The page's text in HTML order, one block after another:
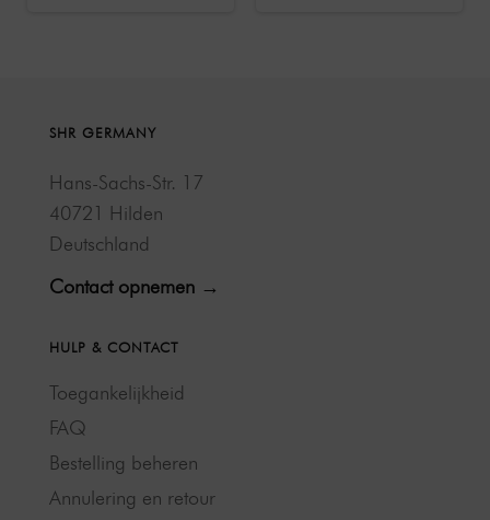
SHR GERMANY
Hans-Sachs-Str. 17
40721 Hilden
Deutschland
Contact opnemen →
HULP & CONTACT
Toegankelijkheid
FAQ
Bestelling beheren
Annulering en retour